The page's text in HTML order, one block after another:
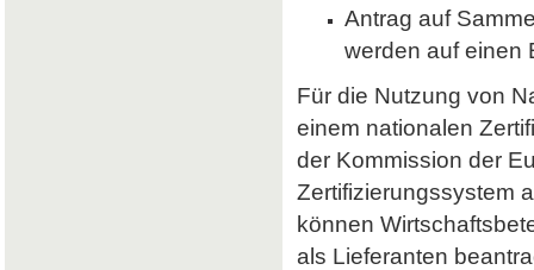
Antrag auf
werden auf einen
Für die Nutzung von
einem nationalen
der Kommission der
Zertifizierungssystem
können
als Lieferanten